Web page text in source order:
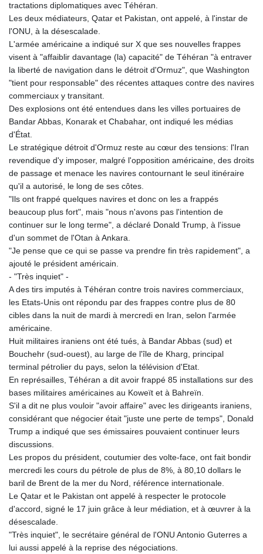
IMP 0.8566
INR 110.076256
IRR
1590322.371805
ISK 142.598215
JEP 0.8566
JOD 0.819746
JPY 182.445186
KGS 101.104505
KHR 4681.941823
KMF 492.514185
KRW 1627.712241
KWD 0.356853
KYD 0.960588
KZT 540.233287
LAK 26025.676609
LBP
LRD 208.057415
LSL 18.726567
LTL 3.413768
LYD 7.331909
MAD 10.743067
MDL 20.044751
MGA 4918.938878
MKD 61.524236
MMK 2427.596601
MNT 4159.0218
MOP 9.314584
MUR 54.419742
MVR 17.862733
MWK 1998.775164
MXN 19.811945
MYR 4.728715
NAD 18.726567
NGN 1577.963717
tractations diplomatiques avec Téhéran.
Les deux médiateurs, Qatar et Pakistan, ont appelé, à l'instar de
l'ONU, à la désescalade.
L'armée américaine a indiqué sur X que ses nouvelles frappes
visent à "affaiblir davantage (la) capacité" de Téhéran "à entraver
la liberté de navigation dans le détroit d'Ormuz", que Washington
"tient pour responsable" des récentes attaques contre des navires
commerciaux y transitant.
Des explosions ont été entendues dans les villes portuaires de
Bandar Abbas, Konarak et Chabahar, ont indiqué les médias
d'État.
Le stratégique détroit d'Ormuz reste au cœur des tensions: l'Iran
revendique d'y imposer, malgré l'opposition américaine, des droits
de passage et menace les navires contournant le seul itinéraire
qu'il a autorisé, le long de ses côtes.
"Ils ont frappé quelques navires et donc on les a frappés
beaucoup plus fort", mais "nous n'avons pas l'intention de
continuer sur le long terme", a déclaré Donald Trump, à l'issue
d'un sommet de l'Otan à Ankara.
"Je pense que ce qui se passe va prendre fin très rapidement", a
ajouté le président américain.
- "Très inquiet" -
A des tirs imputés à Téhéran contre trois navires commerciaux,
les Etats-Unis ont répondu par des frappes contre plus de 80
cibles dans la nuit de mardi à mercredi en Iran, selon l'armée
américaine.
Huit militaires iraniens ont été tués, à Bandar Abbas (sud) et
Bouchehr (sud-ouest), au large de l'île de Kharg, principal
terminal pétrolier du pays, selon la télévision d'Etat.
En représailles, Téhéran a dit avoir frappé 85 installations sur des
bases militaires américaines au Koweït et à Bahreïn.
S'il a dit ne plus vouloir "avoir affaire" avec les dirigeants iraniens,
considérant que négocier était "juste une perte de temps", Donald
Trump a indiqué que ses émissaires pouvaient continuer leurs
discussions.
Les propos du président, coutumier des volte-face, ont fait bondir
mercredi les cours du pétrole de plus de 8%, à 80,10 dollars le
baril de Brent de la mer du Nord, référence internationale.
Le Qatar et le Pakistan ont appelé à respecter le protocole
d'accord, signé le 17 juin grâce à leur médiation, et à œuvrer à la
désescalade.
"Très inquiet", le secrétaire général de l'ONU Antonio Guterres a
lui aussi appelé à la reprise des négociations.